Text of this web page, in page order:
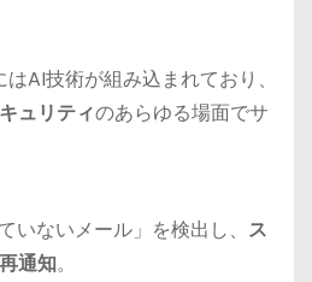
AI技術が組み込まれており、
ュリティのあらゆる場面でサ
いないメール」を検出し、 ス
通知。